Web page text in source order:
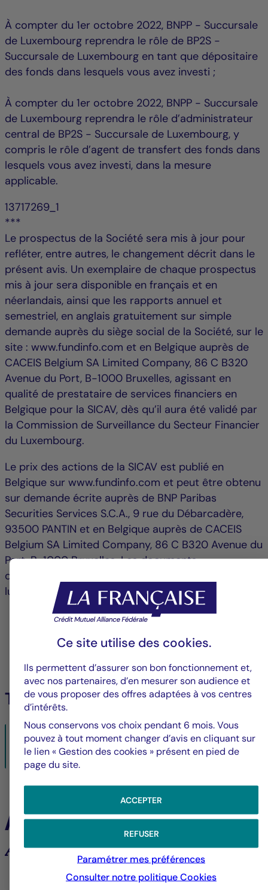
À compter du 1er octobre 2022, BNPP - Succursale
de Luxembourg reprendra le rôle de BP2S -
Succursale de Luxembourg en tant que dépositaire
des fonds dans lesquels vous avez investi ;
À compter du 1er octobre 2022, BNPP - Succursale
de Luxembourg reprendra le rôle d’administrateur
central de BP2S - Succursale de Luxembourg, y
compris le rôle d’agent de transfert des fonds dans
lesquels vous avez investi, dans la mesure
applicable.
13717269_1
***
Le prospectus de la Société sera mis à jour pour
refléter, entre autres, le changement décrit dans le
présent avis. Un exemplaire de chaque prospectus
mis à jour sera disponible en français et en
néerlandais, ainsi que les rapports annuel et
semestriel, en anglais gratuitement sur simple
demande auprès du siège social de la Société, sur le
site : www.fundinfo.com et en Belgique auprès de
CACEIS Belgium SA Limited Company, 86 C B320
Avenue du Port, B-1000 Bruxelles, agissant en
qualité de prestataire de services financiers en
Belgique pour la SICAV, dès qu’il aura été validé par
la Commission de Surveillance du Secteur Financier
du Luxembourg.
Le prix des actions de la SICAV est publié en
Belgique sur www.fundinfo.com et peut être obtenu
sur demande écrite auprès de BNP Paribas
Securities Services S.C.A., 9 rue du Débarcadère,
93500 PANTIN et en Belgique auprès de CACEIS
Belgium SA Limited Company, 86 C B320 Avenue du
Port, B-1000 Bruxelles. Les documents
d’informations clés pour l'investisseur doivent être
lus avant de prendre la décision d’investir.
Télécharger le PDF
Notice_to_shareholders__Fusion_BNP_-
_BP2S__LF_Lux_FR.pdf
28/09/2022- PDF
À la une
Analyses et tendances des marchés
Ce site utilise des cookies.
Ils permettent d’assurer son bon fonctionnement et,
avec nos partenaires, d’en mesurer son audience et
de vous proposer des offres adaptées à vos centres
d’intérêts.
Nous conservons vos choix pendant 6 mois. Vous
pouvez à tout moment changer d’avis en cliquant sur
le lien « Gestion des cookies » présent en pied de
page du site.
ACCEPTER
REFUSER
Paramétrer mes préférences
Consulter notre politiqueCookies